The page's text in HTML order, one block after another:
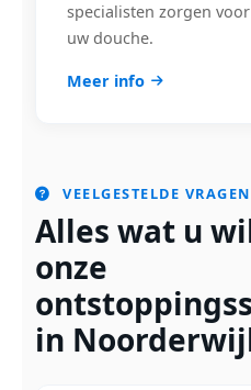
specialisten zorgen
uw douche.
Meer info
VEELGESTELDE VRAGEN
Alles wat u
onze
in